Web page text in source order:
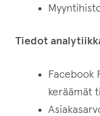
Tiedot
Facebook
keräämät